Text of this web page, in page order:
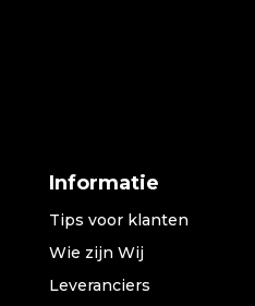
Informatie
Tips voor klanten
Wie zijn Wij
Leveranciers